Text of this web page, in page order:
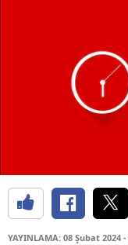
YAYINLAMA: 08 Şubat 2024 -